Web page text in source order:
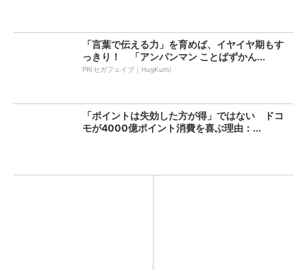
「言葉で伝える力」を育めば、イヤイヤ期もす
っきり！ 「アンパンマン ことばずかん...
PR(セガフェイブ｜HugKum)
「ポイントは失効した方が得」ではない ドコ
モが4000億ポイント消費を喜ぶ理由：...